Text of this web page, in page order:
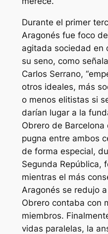
Durante el primer
Aragonés fue foco
agitada sociedad en
su seno, como
Carlos Serrano,
otros ideales, más
o menos elitistas si
darían lugar a la
Obrero de Barcelona
pugna entre ambos
de forma especial,
Segunda República,
mientras el más
Aragonés se redujo
Obrero contaba con
miembros.
vidas paralelas, la